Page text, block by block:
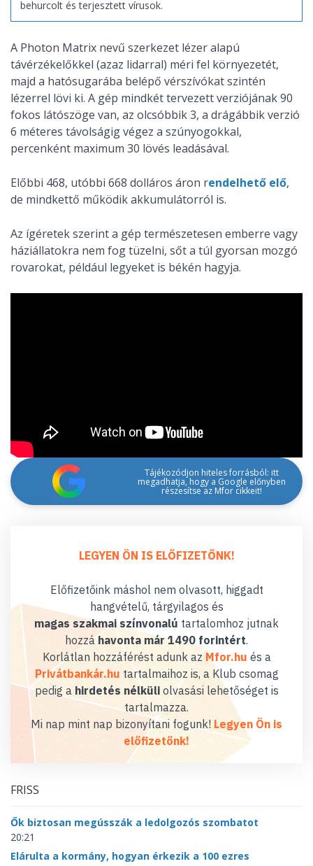
behurcolt és terjesztett vírusok.
A Photon Matrix nevű szerkezet lézer alapú
távérzékelőkkel (azaz lidarral) méri fel környezetét,
majd a hatósugarába belépő vérszívókat szintén
lézerrel lövi ki. A gép mindkét tervezett verziójának 90
fokos látószöge van, az olcsóbbik 3, a drágábbik verzió
6 méteres távolságig végez a szúnyogokkal,
percenként maximum 30 lövés leadásával.
Előbbi 468, utóbbi 668 dolláros áron rendelhető elő,
de mindkettő működik akkumulátorról is.
Az ígéretek szerint a gép természetesen emberre vagy
háziállatokra nem fog tüzelni, sőt a túl gyorsan mozgó
rovarokat, például legyeket is békén hagyja.
Tájékozódjon hiteles forrásból: itt
megadhatja, hogy a Google előnyben
részesítse az Mfor cikkeit!
LEGYEN ÖN IS ELŐFIZETŐNK!
Előfizetőink máshol nem olvasott, higgadt
hangvételű, tárgyilagos és
magas szakmai színvonalú tartalomhoz jutnak
hozzáhavonta már 1490 forintért.
Korlátlan hozzáférést adunk az Mfor.hu és a
Privátbankár.hu tartalmaihoz is, a Klub csomag
pedig a hirdetés nélküliolvasási lehetőséget is
tartalmazza.
Mi nap mint nap bizonyítani fogunk! Legyen Ön is
előfizetőnk!
FRISS
Ők biztosan megússzák a ledolgozós szombatot
20:21
Elárulta a kormány, hogyan érkezik a 100 ezres